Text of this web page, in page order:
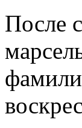
После